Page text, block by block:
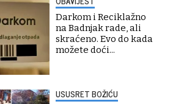
Darkom i Reciklažno
na Badnjak rade, ali
skraćeno. Evo do kada
možete doći...
USUSRET BOŽIĆU